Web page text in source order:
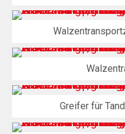
Greifer für